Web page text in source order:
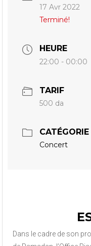
17 Avr 2022
Terminé!
HEURE
22:00 - 00:00
TARIF
500 da
CATÉGORIE
Concert
Dans le cadre de son